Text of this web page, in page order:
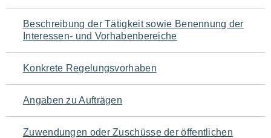
für
den
Seiteninhalt
Beschreibung der Tätigkeit sowie Benennung der
Interessen- und Vorhabenbereiche
Konkrete Regelungsvorhaben
Angaben zu Aufträgen
Zuwendungen oder Zuschüsse der öffentlichen